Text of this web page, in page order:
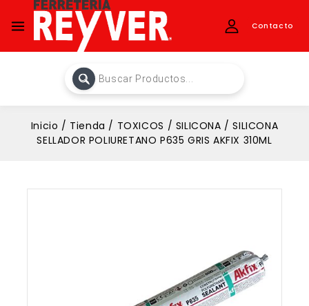
Contacto
Inicio / Tienda / TOXICOS / SILICONA / SILICONA
SELLADOR POLIURETANO P635 GRIS AKFIX 310ML